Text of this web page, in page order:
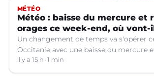
MÉTÉO
Météo : baisse du mercure et
orages ce week-end, où vont-
Un changement de temps va s'opérer
Occitanie avec une baisse du mercure
d'orages dans certains départements.
il y a 15 h 1 min